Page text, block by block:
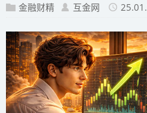
金融财精 互金网